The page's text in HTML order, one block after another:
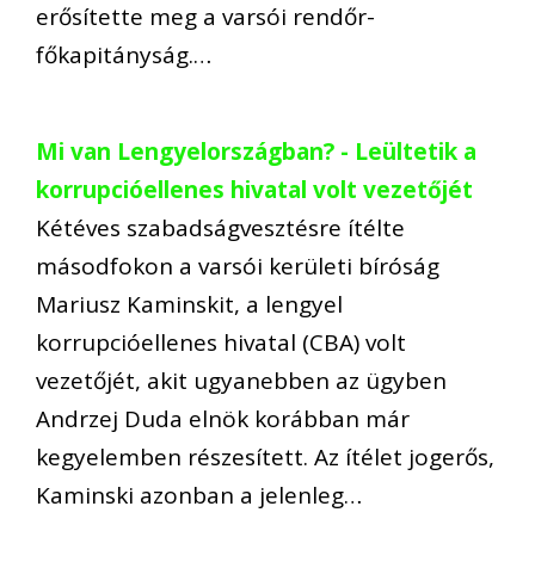
erősítette meg a varsói rendőr-
főkapitányság.…
Mi van Lengyelországban? - Leültetik a
korrupcióellenes hivatal volt vezetőjét
Kétéves szabadságvesztésre ítélte
másodfokon a varsói kerületi bíróság
Mariusz Kaminskit, a lengyel
korrupcióellenes hivatal (CBA) volt
vezetőjét, akit ugyanebben az ügyben
Andrzej Duda elnök korábban már
kegyelemben részesített. Az ítélet jogerős,
Kaminski azonban a jelenleg…